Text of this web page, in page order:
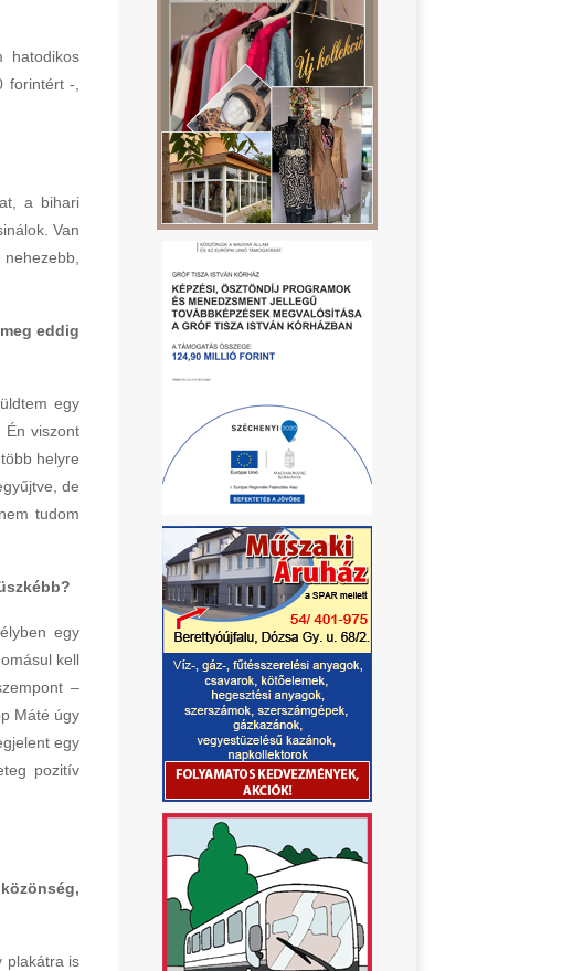
hatodikos
forintért -,
a bihari
Van
eddig
egy
Én viszont
helyre
de
tudom
egy
kell
–
Máté úgy
egy
pozitív
plakátra is